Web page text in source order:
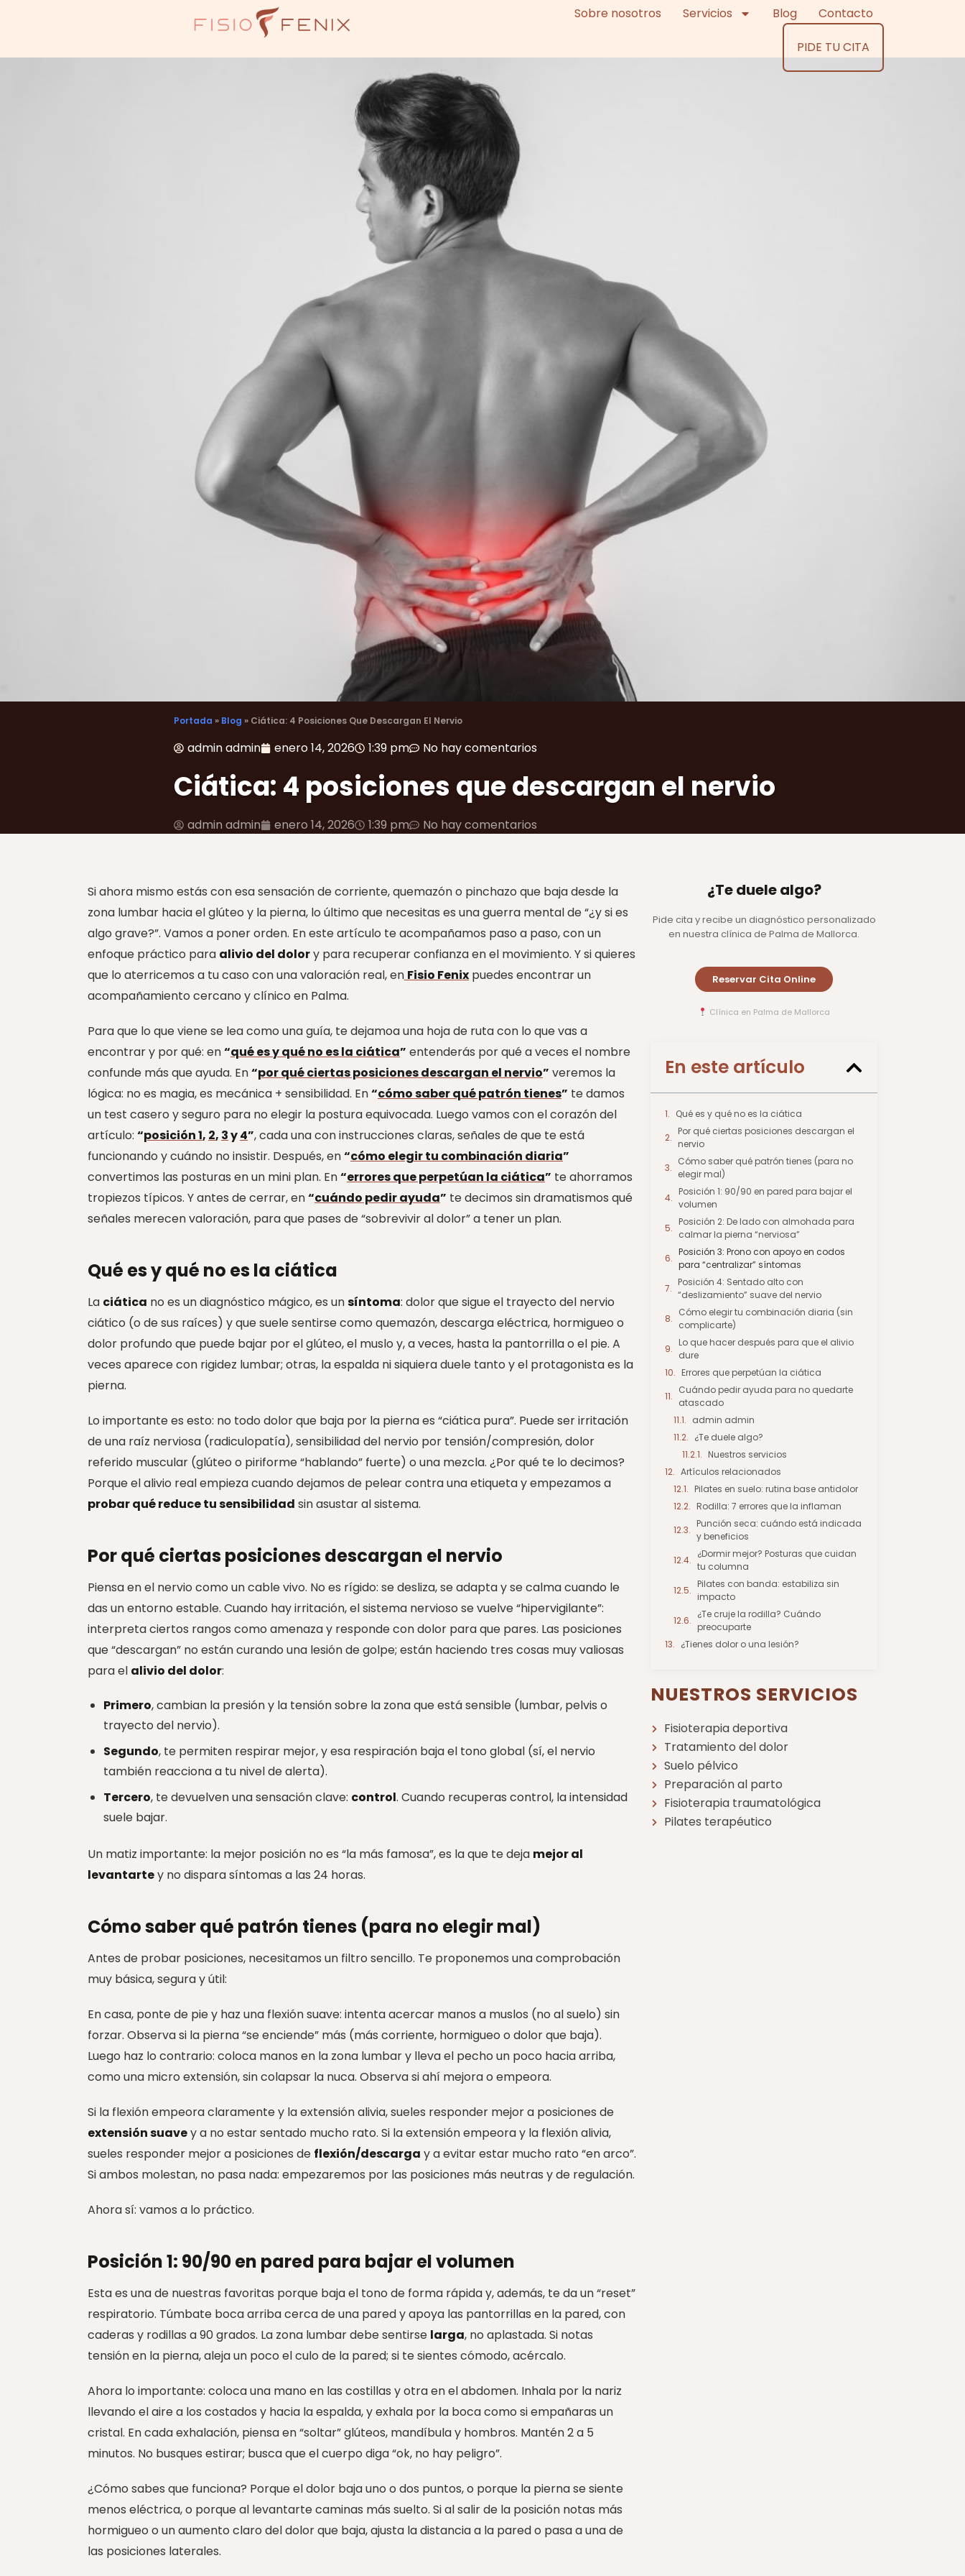
Sobre nosotros Servicios Blog Contacto
PIDE TU CITA
Portada » Blog » Ciática: 4 Posiciones Que Descargan El Nervio
admin admin enero 14, 2026 1:39 pm No hay comentarios
Ciática: 4 posiciones que descargan el nervio
admin admin enero 14, 2026 1:39 pm No hay comentarios
Si ahora mismo estás con esa sensación de corriente, quemazón o pinchazo que baja desde la
zona lumbar hacia el glúteo y la pierna, lo último que necesitas es una guerra mental de “¿y si es
algo grave?”. Vamos a poner orden. En este artículo te acompañamos paso a paso, con un
enfoque práctico para alivio del dolory para recuperar confianza en el movimiento. Y si quieres
que lo aterricemos a tu caso con una valoración real, en Fisio Fenix puedes encontrar un
acompañamiento cercano y clínico en Palma.
Para que lo que viene se lea como una guía, te dejamoa una hoja de ruta con lo que vas a
encontrar y por qué: en“qué es y qué no es la ciática” entenderás por qué a veces el nombre
confunde más que ayuda. En“por qué ciertas posiciones descargan el nervio” veremos la
lógica: no es magia, es mecánica + sensibilidad. En“cómo saber qué patrón tienes” te damos
un test casero y seguro para no elegir la postura equivocada. Luego vamos con el corazón del
artículo: “posición 1, 2, 3y4”, cada una con instrucciones claras, señales de que te está
funcionando y cuándo no insistir. Después, en“cómo elegir tu combinación diaria”
convertimos las posturas en un mini plan. En“errores que perpetúan la ciática” te ahorramos
tropiezos típicos. Y antes de cerrar, en“cuándo pedir ayuda” te decimos sin dramatismos qué
señales merecen valoración, para que pases de “sobrevivir al dolor” a tener un plan.
Qué es y qué no es la ciática
La ciática no es un diagnóstico mágico, es unsíntoma: dolor que sigue el trayecto del nervio
ciático (o de sus raíces) y que suele sentirse como quemazón, descarga eléctrica, hormigueo o
dolor profundo que puede bajar por el glúteo, el muslo y, a veces, hasta la pantorrilla o el pie. A
veces aparece con rigidez lumbar; otras, la espalda ni siquiera duele tanto y el protagonista es la
pierna.
Lo importante es esto: no todo dolor que baja por la pierna es “ciática pura”. Puede ser irritación
de una raíz nerviosa (radiculopatía), sensibilidad del nervio por tensión/compresión, dolor
referido muscular (glúteo o piriforme “hablando” fuerte) o una mezcla. ¿Por qué te lo decimos?
Porque el alivio real empieza cuando dejamos de pelear contra una etiqueta y empezamos a
probar qué reduce tu sensibilidad sin asustar al sistema.
Por qué ciertas posiciones descargan el nervio
Piensa en el nervio como un cable vivo. No es rígido: se desliza, se adapta y se calma cuando le
das un entorno estable. Cuando hay irritación, el sistema nervioso se vuelve “hipervigilante”:
interpreta ciertos rangos como amenaza y responde con dolor para que pares. Las posiciones
que “descargan” no están curando una lesión de golpe; están haciendo tres cosas muy valiosas
para el alivio del dolor:
Primero, cambian la presión y la tensión sobre la zona que está sensible (lumbar, pelvis o
trayecto del nervio).
Segundo, te permiten respirar mejor, y esa respiración baja el tono global (sí, el nervio
también reacciona a tu nivel de alerta).
Tercero, te devuelven una sensación clave: control. Cuando recuperas control, la intensidad
suele bajar.
Un matiz importante: la mejor posición no es “la más famosa”, es la que te deja mejor al
levantartey no dispara síntomas a las 24 horas.
Cómo saber qué patrón tienes (para no elegir mal)
Antes de probar posiciones, necesitamos un filtro sencillo. Te proponemos una comprobación
muy básica, segura y útil:
En casa, ponte de pie y haz una flexión suave: intenta acercar manos a muslos (no al suelo) sin
forzar. Observa si la pierna “se enciende” más (más corriente, hormigueo o dolor que baja).
Luego haz lo contrario: coloca manos en la zona lumbar y lleva el pecho un poco hacia arriba,
como una micro extensión, sin colapsar la nuca. Observa si ahí mejora o empeora.
Si la flexión empeora claramente y la extensión alivia, sueles responder mejor a posiciones de
extensión suavey a no estar sentado mucho rato. Si la extensión empeora y la flexión alivia,
sueles responder mejor a posiciones de flexión/descarga y a evitar estar mucho rato “en arco”.
Si ambos molestan, no pasa nada: empezaremos por las posiciones más neutras y de regulación.
Ahora sí: vamos a lo práctico.
Posición 1: 90/90 en pared para bajar el volumen
Esta es una de nuestras favoritas porque baja el tono de forma rápida y, además, te da un “reset”
respiratorio. Túmbate boca arriba cerca de una pared y apoya las pantorrillas en la pared, con
caderas y rodillas a 90 grados. La zona lumbar debe sentirse larga, no aplastada. Si notas
tensión en la pierna, aleja un poco el culo de la pared; si te sientes cómodo, acércalo.
Ahora lo importante: coloca una mano en las costillas y otra en el abdomen. Inhala por la nariz
llevando el aire a los costados y hacia la espalda, y exhala por la boca como si empañaras un
cristal. En cada exhalación, piensa en “soltar” glúteos, mandíbula y hombros. Mantén 2 a 5
minutos. No busques estirar; busca que el cuerpo diga “ok, no hay peligro”.
¿Cómo sabes que funciona? Porque el dolor baja uno o dos puntos, o porque la pierna se siente
menos eléctrica, o porque al levantarte caminas más suelto. Si al salir de la posición notas más
hormigueo o un aumento claro del dolor que baja, ajusta la distancia a la pared o pasa a una de
las posiciones laterales.
¿Te duele algo?
Pide cita y recibe un diagnóstico personalizado
en nuestra clínica de Palma de Mallorca.
Reservar Cita Online
Clínica en Palma de Mallorca
En este artículo
Qué es y qué no es la ciática
Por qué ciertas posiciones descargan el
nervio
Cómo saber qué patrón tienes (para no
elegir mal)
Posición 1: 90/90 en pared para bajar el
volumen
Posición 2: De lado con almohada para
calmar la pierna “nerviosa”
Posición 3: Prono con apoyo en codos
para “centralizar” síntomas
Posición 4: Sentado alto con
“deslizamiento” suave del nervio
Cómo elegir tu combinación diaria (sin
complicarte)
Lo que hacer después para que el alivio
dure
Errores que perpetúan la ciática
Cuándo pedir ayuda para no quedarte
atascado
admin admin
¿Te duele algo?
Nuestros servicios
Artículos relacionados
Pilates en suelo: rutina base antidolor
Rodilla: 7 errores que la inflaman
Punción seca: cuándo está indicada
y beneficios
¿Dormir mejor? Posturas que cuidan
tu columna
Pilates con banda: estabiliza sin
impacto
¿Te cruje la rodilla? Cuándo
preocuparte
¿Tienes dolor o una lesión?
NUESTROS SERVICIOS
Fisioterapia deportiva
Tratamiento del dolor
Suelo pélvico
Preparación al parto
Fisioterapia traumatológica
Pilates terapéutico